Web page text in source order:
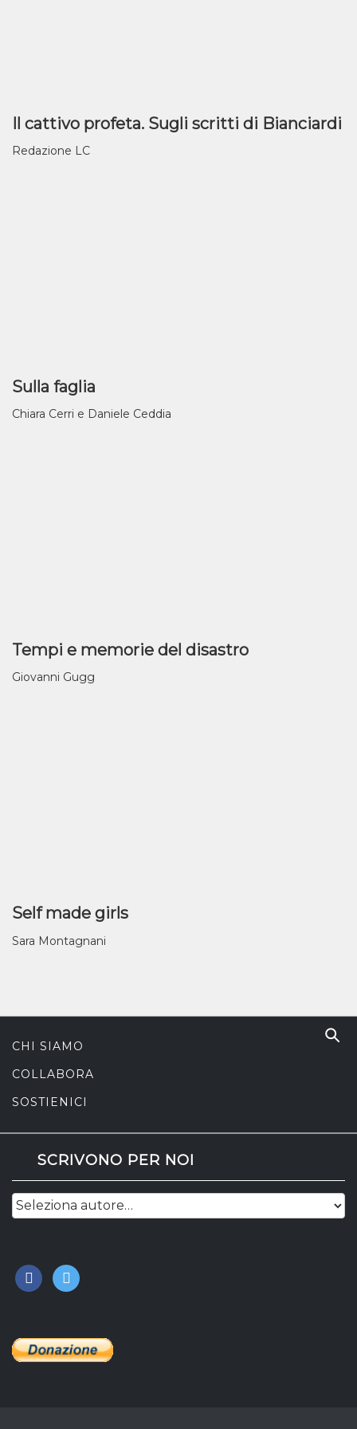
Il cattivo profeta. Sugli scritti di Bianciardi
Redazione LC
Sulla faglia
Chiara Cerri e Daniele Ceddia
Tempi e memorie del disastro
Giovanni Gugg
Self made girls
Sara Montagnani
CHI SIAMO
COLLABORA
SOSTIENICI
SCRIVONO PER NOI
facebook
twitter